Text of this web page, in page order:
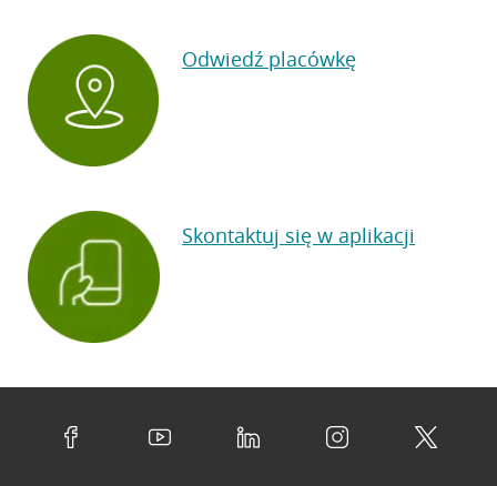
Odwiedź placówkę
Skontaktuj się w aplikacji